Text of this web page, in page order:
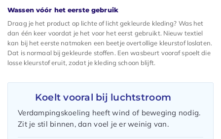
Wassen vóór het eerste gebruik
Draag je het product op lichte of licht gekleurde kleding? Was het
dan één keer voordat je het voor het eerst gebruikt. Nieuw textiel
kan bij het eerste natmaken een beetje overtollige kleurstof loslaten.
Dat is normaal bij gekleurde stoffen. Een wasbeurt vooraf spoelt die
losse kleurstof eruit, zodat je kleding schoon blijft.
Koelt vooral bij luchtstroom
Verdampingskoeling heeft wind of beweging nodig.
Zit je stil binnen, dan voel je er weinig van.